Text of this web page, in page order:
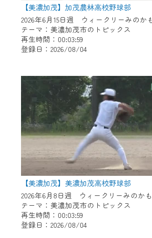
【美濃加茂】加茂農林高校野球部
2026年6月15日週 ウィークリーみのか
テーマ：美濃加茂市のトピックス
再生時間：00:03:59
登録日：2026/08/04
【美濃加茂】美濃加茂高校野球部
2026年6月8日週 ウィークリーみのか
テーマ：美濃加茂市のトピックス
再生時間：00:03:59
登録日：2026/08/04
＜メンテナンス情報＞
CCNetWebTVのリニューアルに
ンテナンス作業を予定しています
作業の間は、CCNetWebTVの画
テナンス中」になり、ご利用い
ん。
ご不便をおかけいたしますが、
よろしくお願いいたします。